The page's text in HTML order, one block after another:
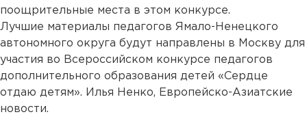
поощрительные места в этом конкурсе.
Лучшие материалы педагогов Ямало-Ненецкого
автономного округа будут направлены в Москву для
участия во Всероссийском конкурсе педагогов
дополнительного образования детей «Сердце
отдаю детям». Илья Ненко, Европейско-Азиатские
новости.